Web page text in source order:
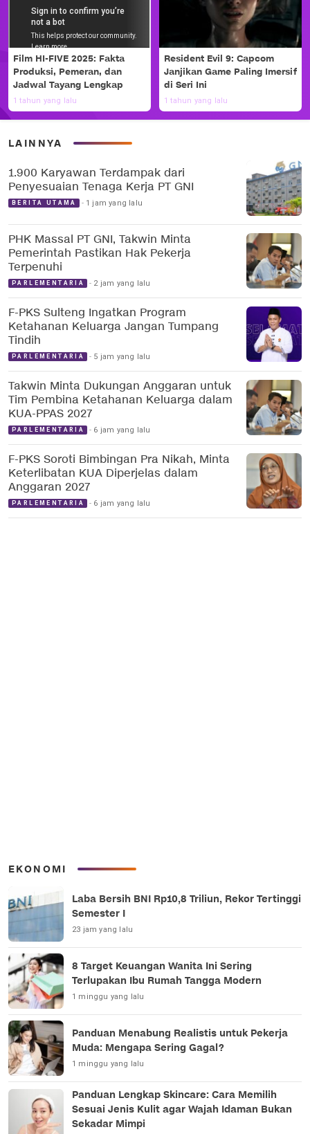
Film HI-FIVE 2025: Fakta
Produksi, Pemeran, dan
Jadwal Tayang Lengkap
1 tahun yang lalu
Resident Evil 9: Capcom
Janjikan Game Paling Imersif
di Seri Ini
1 tahun yang lalu
LAINNYA
1.900 Karyawan Terdampak dari
Penyesuaian Tenaga Kerja PT GNI
BERITA UTAMA 1 jam yang lalu
PHK Massal PT GNI, Takwin Minta
Pemerintah Pastikan Hak Pekerja
Terpenuhi
PARLEMENTARIA 2 jam yang lalu
F-PKS Sulteng Ingatkan Program
Ketahanan Keluarga Jangan Tumpang
Tindih
PARLEMENTARIA 5 jam yang lalu
Takwin Minta Dukungan Anggaran untuk
Tim Pembina Ketahanan Keluarga dalam
KUA-PPAS 2027
PARLEMENTARIA 6 jam yang lalu
F-PKS Soroti Bimbingan Pra Nikah, Minta
Keterlibatan KUA Diperjelas dalam
Anggaran 2027
PARLEMENTARIA 6 jam yang lalu
EKONOMI
Laba Bersih BNI Rp10,8 Triliun, Rekor Tertinggi
Semester I
23 jam yang lalu
8 Target Keuangan Wanita Ini Sering
Terlupakan Ibu Rumah Tangga Modern
1 minggu yang lalu
Panduan Menabung Realistis untuk Pekerja
Muda: Mengapa Sering Gagal?
1 minggu yang lalu
Panduan Lengkap Skincare: Cara Memilih
Sesuai Jenis Kulit agar Wajah Idaman Bukan
Sekadar Mimpi